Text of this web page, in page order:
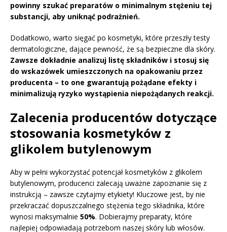
powinny szukać preparatów o minimalnym stężeniu tej
substancji, aby uniknąć podrażnień.
Dodatkowo, warto sięgać po kosmetyki, które przeszły testy
dermatologiczne, dające pewność, że są bezpieczne dla skóry.
Zawsze dokładnie analizuj listę składników i stosuj się
do wskazówek umieszczonych na opakowaniu przez
producenta – to one gwarantują pożądane efekty i
minimalizują ryzyko wystąpienia niepożądanych reakcji.
Zalecenia producentów dotyczące
stosowania kosmetyków z
glikolem butylenowym
Aby w pełni wykorzystać potencjał kosmetyków z glikolem
butylenowym, producenci zalecają uważne zapoznanie się z
instrukcją – zawsze czytajmy etykiety! Kluczowe jest, by nie
przekraczać dopuszczalnego stężenia tego składnika, które
wynosi maksymalnie 50%. Dobierajmy preparaty, które
najlepiej odpowiadają potrzebom naszej skóry lub włosów.